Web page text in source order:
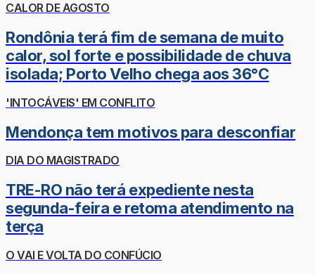
CALOR DE AGOSTO
Rondônia terá fim de semana de muito
calor, sol forte e possibilidade de chuva
isolada; Porto Velho chega aos 36°C
'INTOCÁVEIS' EM CONFLITO
Mendonça tem motivos para desconfiar
DIA DO MAGISTRADO
TRE-RO não terá expediente nesta
segunda-feira e retoma atendimento na
terça
O VAI E VOLTA DO CONFÚCIO